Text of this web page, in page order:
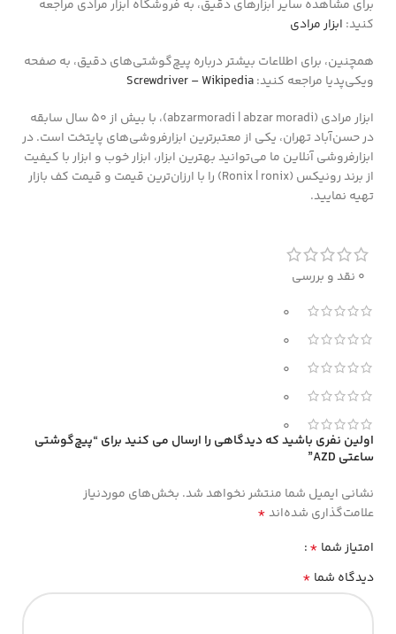
برای مشاهده سایر ابزارهای دقیق، به فروشگاه ابزار مرادی مراجعه
کنید: ابزار مرادی
همچنین، برای اطلاعات بیشتر درباره پیچ‌گوشتی‌های دقیق، به صفحه
ویکی‌پدیا مراجعه کنید:Screwdriver – Wikipedia
ابزار مرادی (abzarmoradi | abzar moradi)، با بیش از ۵۰ سال سابقه
در حسن‌آباد تهران، یکی از معتبرترین ابزارفروشی‌های پایتخت است. در
ابزارفروشی آنلاین ما می‌توانید بهترین ابزار، ابزار خوب و ابزار با کیفیت
از برند رونیکس (Ronix | ronix) را با ارزان‌ترین قیمت و قیمت کف بازار
تهیه نمایید.
0 نقد و بررسی
0
0
0
0
0
اولین نفری باشید که دیدگاهی را ارسال می کنید برای “پیچ‌گوشتی
ساعتی AZD”
نشانی ایمیل شما منتشر نخواهد شد. بخش‌های موردنیاز
علامت‌گذاری شده‌اند*
امتیاز شما *
دیدگاه شما *